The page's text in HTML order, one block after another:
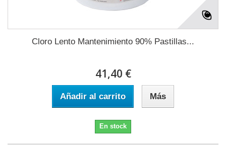
Cloro Lento Mantenimiento 90% Pastillas...
41,40 €
Añadir al carrito Más
En stock